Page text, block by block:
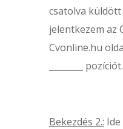
csatolva
jelentkezem az
Cvonline.hu
________ pozíciót.
Bekezdés 2.: